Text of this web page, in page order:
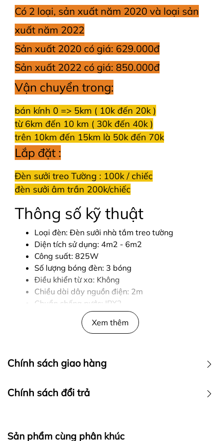
Có 2 loại, sản xuất năm 2020 và loại sản
xuất năm 2022
Sản xuất 2020 có giá: 629.000đ
Sản xuất 2022 có giá: 850.000đ
Vận chuyển trong:
bán kính 0 => 5km ( 10k đến 20k )
từ 6km đến 10 km ( 30k đến 40k )
trên 10km đến 15km là 50k đến 70k
Lắp đặt :
Đèn sưởi treo Tường : 100k / chiếc
đèn sưởi âm trần 200k/chiếc
Thông số kỹ thuật
Loại đèn: Đèn sưởi nhà tắm treo tường
Diện tích sử dụng: 4m2 - 6m2
Công suất: 825W
Số lượng bóng đèn: 3 bóng
Điều khiển từ xa: Không
Chiều dài dây nguồn điện: 2m
Chuẩn chống nước: IPX2
Nguồn điện áp: 220V - 240V / 50Hz - 60Hz
Kiểu lắp đặt: Treo tường
cương nhân tạo
Thương hiệu: Đức
Sản xuất tại: Trung Quốc
Xem thêm
Chính sách giao hàng
Chính sách đổi trả
Sản phẩm cùng phân khúc